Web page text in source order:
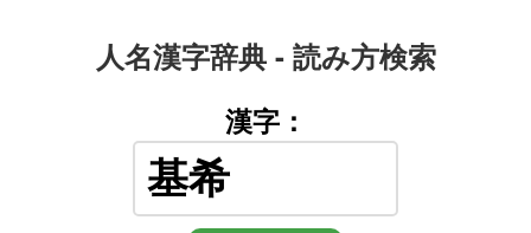
人名漢字辞典 - 読み方検索
漢字：